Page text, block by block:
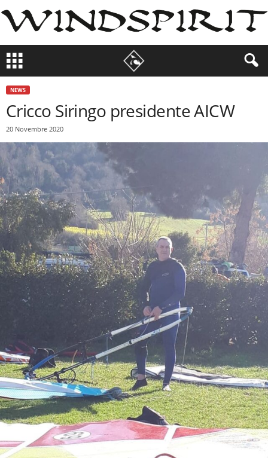
NEWS
Cricco Siringo presidente AICW
20 Novembre 2020